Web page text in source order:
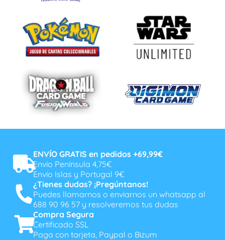
ENVÍO GRATIS en pedidos +69,99€
Envío Península 4,75€
Envío Islas y Portugal 9€
¿Tienes dudas? ¡Pregúntanos!
Puedes llamarnos o enviarnos un whatsapp al
688 90 96 57 y resolveremos tus dudas
Compra Segura
Certificado SSL
Paga con tarjeta, Paypal o Bizum